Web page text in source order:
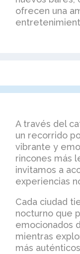
ofrecen una
A través del
un recorrido
vibrante y
rincones más
invitamos a
experiencias
Cada ciudad
nocturno que
emocionados
mientras
más